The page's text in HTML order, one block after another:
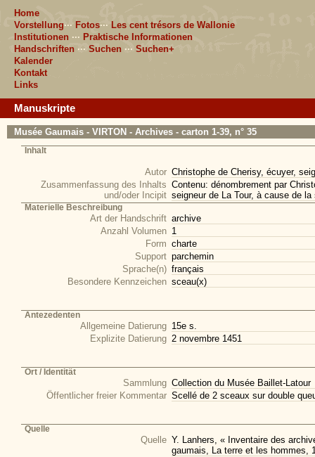
Home
Vorstellung··· Fotos··· Les cent trésors de Wallonie
Institutionen ··· Praktische Informationen
Handschriften ··· Suchen ··· Suchen+
Kalender
Kontakt
Links
Manuskripte
Musée Gaumais - VIRTON - Archives - carton 1-39, n° 35
Inhalt
Autor Christophe de Cherisy, écuyer,
Zusammenfassung des Inhalts
und/oder Incipit
Contenu: dénombrement par
seigneur de La Tour, à cause de
Materielle Beschreibung
Art der Handschrift archive
Anzahl Volumen 1
Form charte
Support parchemin
Sprache(n) français
Besondere Kennzeichen sceau(x)
Antezedenten
Allgemeine Datierung 15e s.
Explizite Datierung 2 novembre 1451
Ort / Identität
Sammlung Collection du Musée Baillet-Latour
Öffentlicher freier Kommentar Scellé de 2 sceaux sur double
Quelle
Quelle Y. Lanhers, « Inventaire des
gaumais, La terre et les hommes,